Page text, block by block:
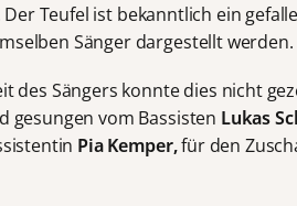
Teufel ist bekanntlich ein
Sänger dargestellt werden.
des Sängers konnte dies nicht
gesungen vom Bassisten Lukas
Pia Kemper,für den